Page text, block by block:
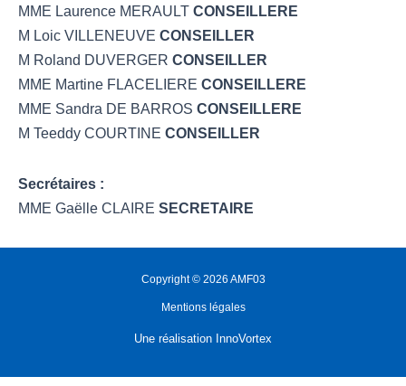
MME Laurence MERAULT CONSEILLERE
M Loic VILLENEUVE CONSEILLER
M Roland DUVERGER CONSEILLER
MME Martine FLACELIERE CONSEILLERE
MME Sandra DE BARROS CONSEILLERE
M Teeddy COURTINE CONSEILLER
Secrétaires :
MME Gaëlle CLAIRE SECRETAIRE
Copyright © 2026 AMF03
Mentions légales
Une réalisation InnoVortex